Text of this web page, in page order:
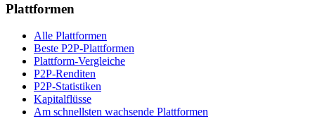
Plattformen
Alle Plattformen
Beste P2P-Plattformen
Plattform-Vergleiche
P2P-Renditen
P2P-Statistiken
Kapitalflüsse
Am schnellsten wachsende Plattformen